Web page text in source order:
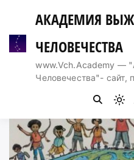
содержимому
АКАДЕМИЯ
ЧЕЛОВЕЧЕСТВА
www.Vch.Academy —
Человечества"- сайт,
to